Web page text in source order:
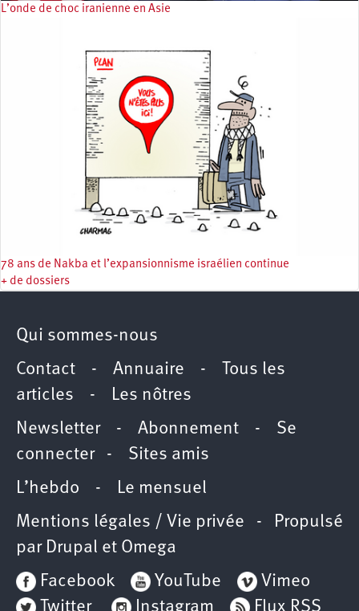
L’onde de choc iranienne en Asie
78 ans de Nakba et l’expansionnisme israélien continue
+ de dossiers
Qui sommes-nous
Contact - Annuaire -
Tous les
articles - Les nôtres
Newsletter- Abonnement - Se
connecter- Sites amis
L’hebdo - Le mensuel
Mentions légales / Vie privée - Propulsé
par Drupal et Omega
Facebook
YouTube
Vimeo